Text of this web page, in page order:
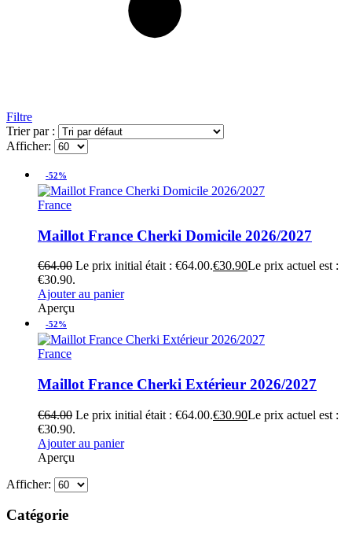
Filtre
Trier par :
Afficher:
-52%
France
Maillot France Cherki Domicile 2026/2027
€64.00 Le prix initial était : €64.00.€30.90Le prix actuel est :
€30.90.
Ajouter au panier
Aperçu
-52%
France
Maillot France Cherki Extérieur 2026/2027
€64.00 Le prix initial était : €64.00.€30.90Le prix actuel est :
€30.90.
Ajouter au panier
Aperçu
Afficher:
Catégorie